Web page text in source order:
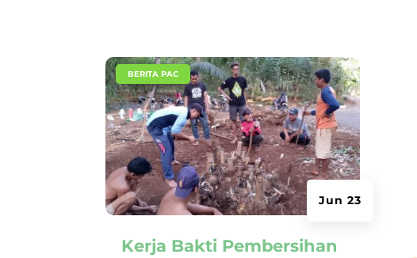
Kerja Bakti Pembersihan
Jun 23
BERITA PAC